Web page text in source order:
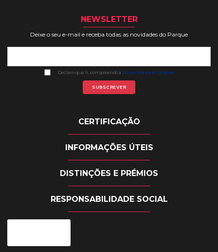
NEWSLETTER
Deixe o seu e-mail e receba todas as novidades do Parque
Declaro que li, compreendi a Privacidade e Cookies
CERTIFICAÇÃO
INFORMAÇÕES ÚTEIS
DISTINÇÕES E PRÉMIOS
RESPONSABILIDADE SOCIAL